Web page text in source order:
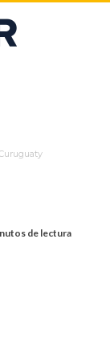
de lectura